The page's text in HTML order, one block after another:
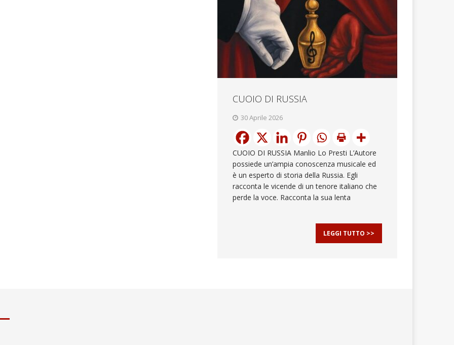
CUOIO DI RUSSIA
30 Aprile 2026
CUOIO DI RUSSIA Manlio Lo Presti L’Autore
possiede un’ampia conoscenza musicale ed
è un esperto di storia della Russia. Egli
racconta le vicende di un tenore italiano che
perde la voce. Racconta la sua lenta
LEGGI TUTTO >>